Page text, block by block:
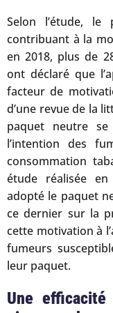
Selon l’étude,
contribuant à la
en 2018, plus de
ont déclaré que
facteur de
d’une revue de la
paquet neutre
l’intention des
consommation
étude réalisée
adopté le paquet
ce dernier sur la
cette motivation à
fumeurs
leur paquet.
Une